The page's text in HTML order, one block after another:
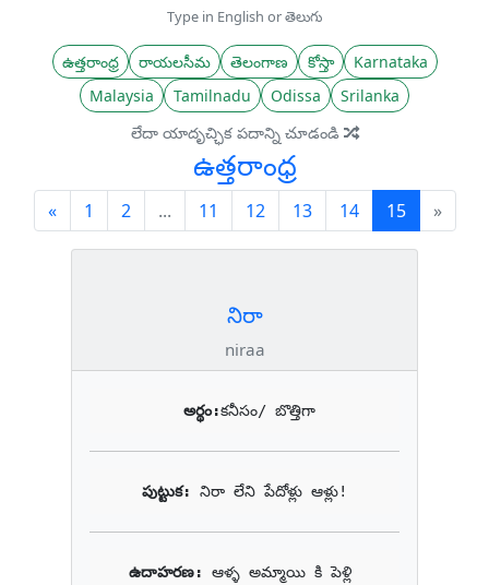
Type in English or తెలుగు
ఉత్తరాంధ్ర రాయలసీమ తెలంగాణ కోస్తా
Karnataka
Malaysia
Tamilnadu Odissa
Srilanka
లేదా యాదృచ్ఛిక పదాన్ని చూడండి
ఉత్తరాంధ్ర
«Previous
1 2 ... 11 12 13 14 15(current)
»
నిరా
niraa
అర్థం:కనీసం/ బొత్తిగా
పుట్టుక: నిరా లేని పేదోళ్లు ఆళ్లు!
ఉదాహరణ: ఆళ్ళ అమ్మాయి కి పెళ్లి